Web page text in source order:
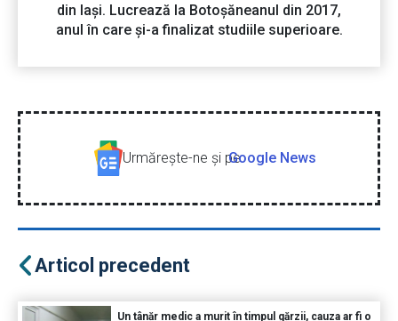
din Iași. Lucrează la Botoșăneanul din 2017,
anul în care și-a finalizat studiile superioare.
Urmăreşte-ne şi peGoogle News
Articol precedent
Un tânăr medic a murit în timpul gărzii, cauza ar fi o